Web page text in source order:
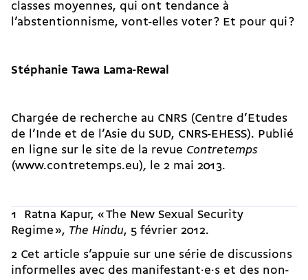
classes moyennes, qui ont tendance à
l’abstentionnisme, vont-elles voter ? Et pour qui ?
Stéphanie Tawa Lama-Rewal
Chargée de recherche au CNRS (Centre d’Etudes
de l’Inde et de l’Asie du SUD, CNRS-EHESS). Publié
en ligne sur le site de la revue Contretemps
(www.contretemps.eu), le 2 mai 2013.
1 Ratna Kapur, « The New Sexual Security
Regime », The Hindu, 5 février 2012.
2 Cet article s’appuie sur une série de discussions
informelles avec des ma­ni­fes­tant·e·s et des non-